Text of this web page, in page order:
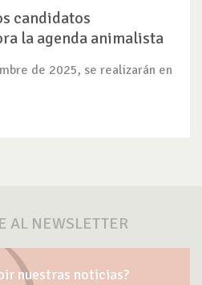
candidatos
la agenda animalista
de 2025, se realizarán en
AL NEWSLETTER
nuestras noticias?